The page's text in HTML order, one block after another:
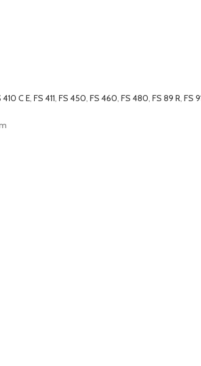
410 C E, FS 411, FS 450, FS 460, FS 480, FS 89 R, FS